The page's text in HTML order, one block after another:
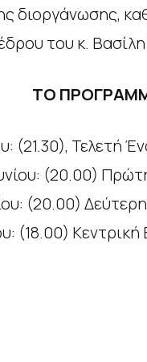
διοργάνωσης,
του κ.
ΤΟ
(21.30), Τελετή
(20.00)
(20.00)
(18.00)